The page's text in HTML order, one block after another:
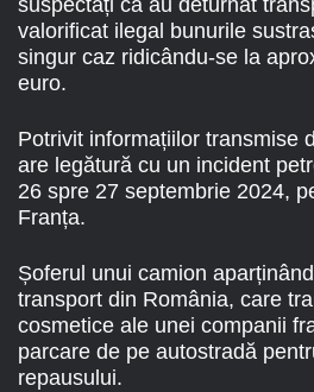
suspectați că au deturnat
valorificat ilegal bunurile
singur caz ridicându-se la
euro.
Potrivit informațiilor transmise
are legătură cu un incident
26 spre 27 septembrie 2024,
Franța.
Șoferul unui camion
transport din România, care
cosmetice ale unei companii
parcare de pe autostradă
repausului.